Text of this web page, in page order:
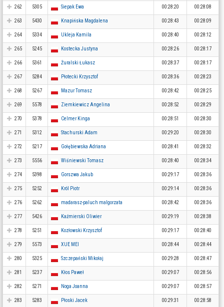
262 5305 Siepak Ewa 00:28:20 00:28:08
263 5430 Knapińska Magdalena 00:28:43 00:28:09
264 5334 Ukleja Kamila 00:28:40 00:28:12
265 5245 Kostecka Justyna 00:28:26 00:28:17
266 5361 Żuralski Łukasz 00:28:37 00:28:17
267 5284 Płotecki Krzysztof 00:28:36 00:28:23
268 5267 Mazur Tomasz 00:28:42 00:28:25
269 5578 Ziemkiewicz Angelina 00:28:52 00:28:29
270 5378 Celmer Kinga 00:28:51 00:28:30
271 5312 Stachurski Adam 00:29:20 00:28:30
272 5217 Gołębiewska Adriana 00:28:41 00:28:32
273 5556 Wiśniewski Tomasz 00:28:40 00:28:34
274 5398 Gorszwa Jakub 00:29:17 00:28:36
275 5252 Król Piotr 00:29:14 00:28:36
276 5262 madarasz-paluch malgorzata 00:28:42 00:28:36
277 5426 Kaźmierski Oliwier 00:29:19 00:28:38
278 5251 Kozłowski Krzysztof 00:29:17 00:28:40
279 5573 XUE MEI 00:28:44 00:28:44
280 5325 Szczepański Mikołaj 00:29:28 00:28:47
281 5237 Kłos Paweł 00:29:07 00:28:56
282 5271 Noga Joanna 00:29:07 00:28:57
283 5283 Płoski Jacek 00:29:31 00:28:58